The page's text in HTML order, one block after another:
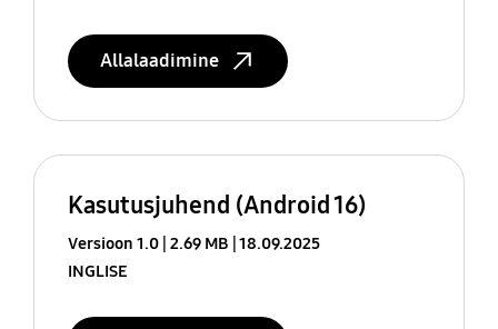
Allalaadimine
Kasutusjuhend (Android 16)
Versioon 1.0 2.69 MB 18.09.2025
INGLISE